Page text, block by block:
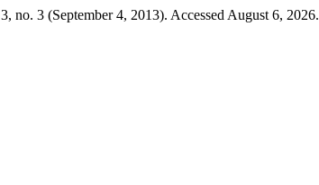
3, no. 3 (September 4, 2013). Accessed August 6, 2026.